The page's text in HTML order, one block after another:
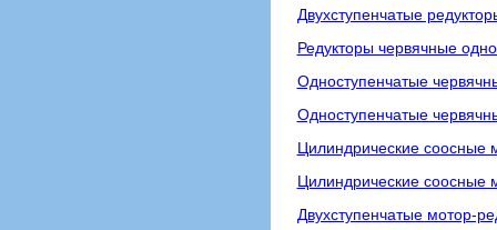
Двухступенчатые
Редукторы червячные
Одноступенчатые
Одноступенчатые
Цилиндрические соосные
Цилиндрические соосные
Двухступенчатые